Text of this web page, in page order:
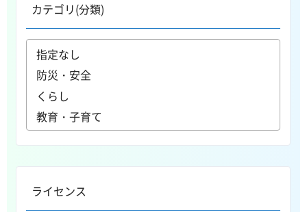
カテゴリ(分類)
ライセンス